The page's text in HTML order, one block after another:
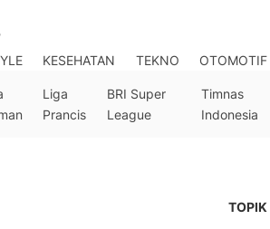
KESEHATAN TEKNO OTOMOTIF
Liga
Prancis
BRI Super
League
Timnas
Indonesia
TOPIK